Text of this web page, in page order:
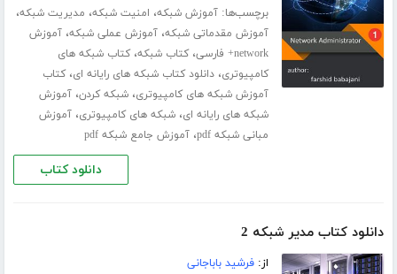
برچسب‌ها:آموزش شبکه، امنیت شبکه، مدیریت شبکه،
آموزش مقدماتی شبکه،آموزش عملی شبکه،آموزش
network+ فارسی
،کتاب شبکه،کتاب شبکه های
کامپیوتری،دانلود کتاب شبکه های رایانه ای،کتاب
آموزش شبکه های کامپیوتری،شبکه کردن،آموزش
شبکه های رایانه ای،شبکه های کامپیوتری،آموزش
مبانی شبکه pdf
،آموزش جامع شبکه pdf
دانلود کتاب
دانلود کتاب مدیر شبکه 2
از:فرشید باباجانی